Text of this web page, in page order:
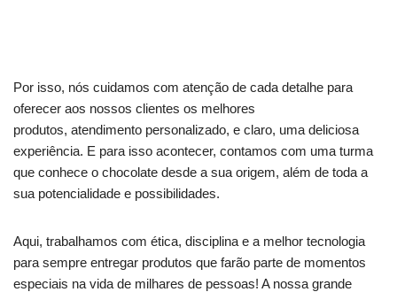
Por isso, nós cuidamos com atenção de cada detalhe para
oferecer aos nossos clientes os melhores
produtos, atendimento personalizado, e claro, uma deliciosa
experiência. E para isso acontecer, contamos com uma turma
que conhece o chocolate desde a sua origem, além de toda a
sua potencialidade e possibilidades.
Aqui, trabalhamos com ética, disciplina e a melhor tecnologia
para sempre entregar produtos que farão parte de momentos
especiais na vida de milhares de pessoas! A nossa grande